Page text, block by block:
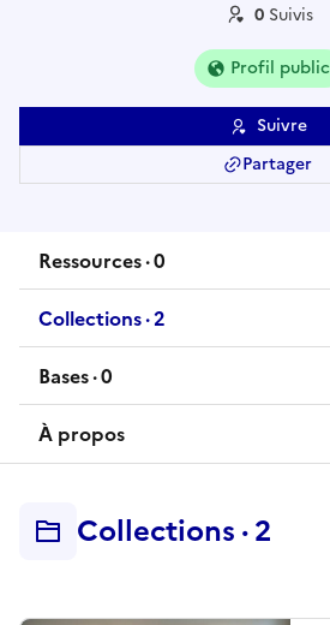
0 Suivis
Profil public
Suivre
Partager
Ressources·0
ressources
Collections·2
collections
Bases·0
bases
À propos
Collections·2